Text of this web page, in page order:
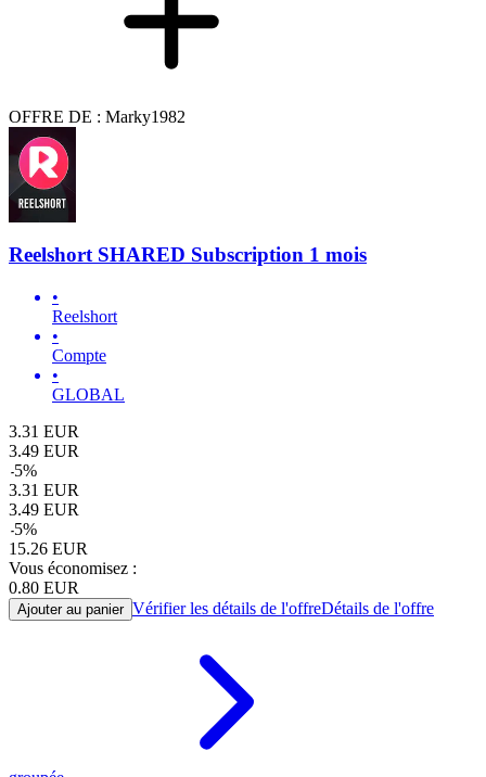
OFFRE DE : Marky1982
Reelshort SHARED Subscription 1 mois
•
Reelshort
•
Compte
•
GLOBAL
3.31 EUR
3.49 EUR
-5%
3.31 EUR
3.49 EUR
-5%
15.26 EUR
Vous économisez :
0.80 EUR
Ajouter au panier Vérifier les détails de l'offreDétails de l'offre